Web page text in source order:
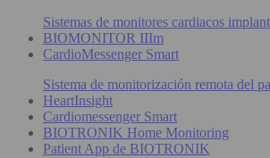
Sistemas de monitores cardiacos
BIOMONITOR IIIm
CardioMessenger Smart
Sistema de monitorización remota del
HeartInsight
Cardiomessenger Smart
BIOTRONIK Home Monitoring
Patient App de BIOTRONIK